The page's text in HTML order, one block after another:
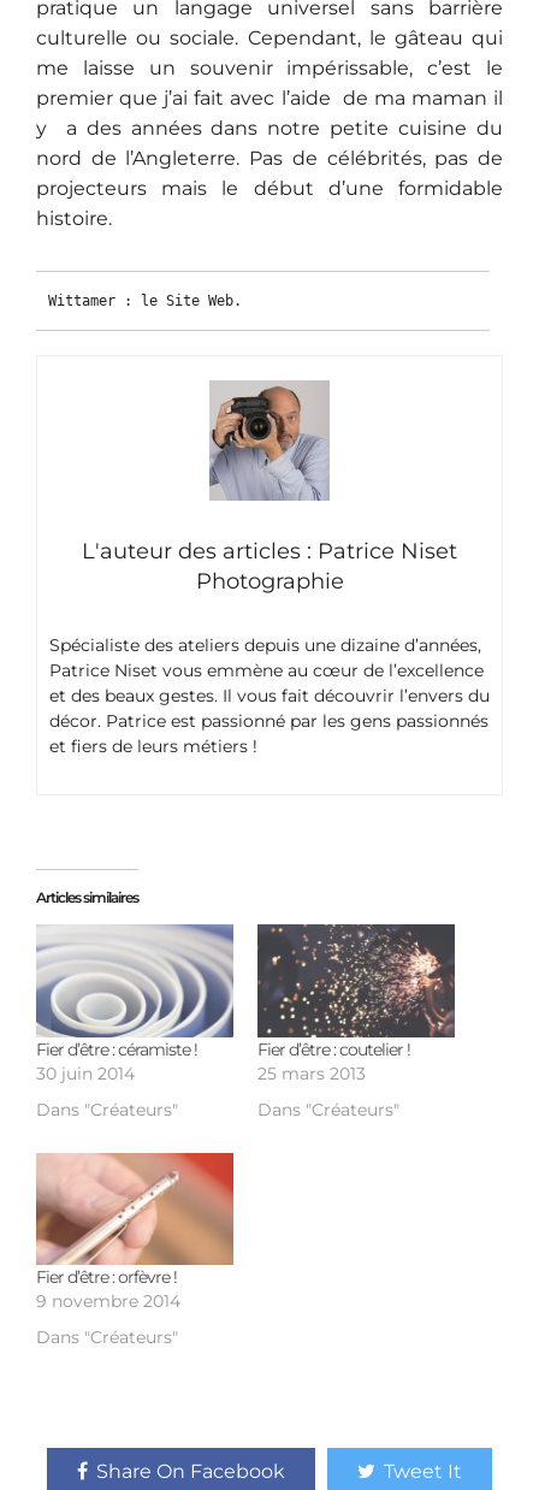
pratique un langage universel sans barrière
culturelle ou sociale. Cependant, le gâteau qui
me laisse un souvenir impérissable, c’est le
premier que j’ai fait avec l’aide de ma maman il
y a des années dans notre petite cuisine du
nord de l’Angleterre. Pas de célébrités, pas de
projecteurs mais le début d’une formidable
histoire.
Wittamer : le Site Web.
L'auteur des articles : Patrice Niset
Photographie
Spécialiste des ateliers depuis une dizaine d’années,
Patrice Niset vous emmène au cœur de l’excellence
et des beaux gestes. Il vous fait découvrir l’envers du
décor. Patrice est passionné par les gens passionnés
et fiers de leurs métiers !
Articles similaires
Fier d’être : céramiste !
30 juin 2014
Dans "Créateurs"
Fier d’être : coutelier !
25 mars 2013
Dans "Créateurs"
Fier d’être : orfèvre !
9 novembre 2014
Dans "Créateurs"
Share On Facebook Tweet It